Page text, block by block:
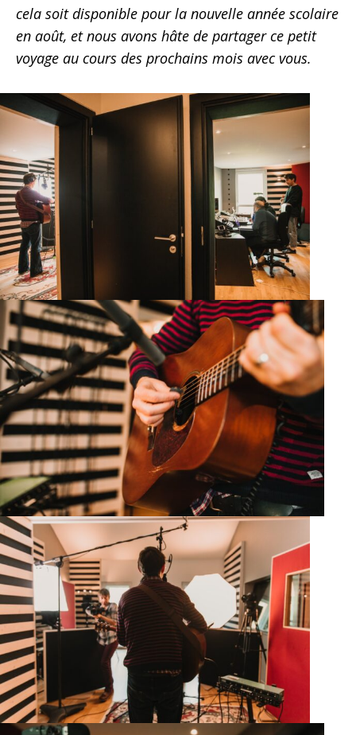
cela soit disponible pour la nouvelle année scolaire
en août, et nous avons hâte de partager ce petit
voyage au cours des prochains mois avec vous.